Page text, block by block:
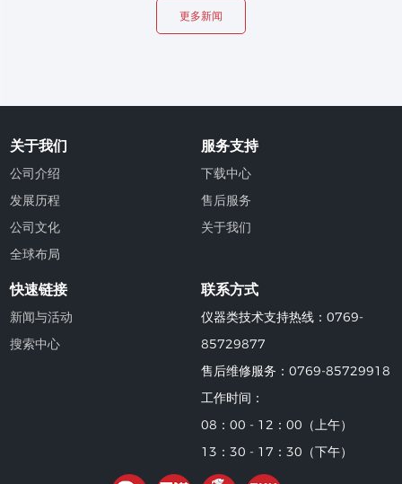
更多新闻
关于我们
公司介绍
发展历程
公司文化
全球布局
服务支持
下载中心
售后服务
关于我们
快速链接
新闻与活动
搜索中心
联系方式
仪器类技术支持热线：0769-
85729877
售后维修服务：0769-85729918
工作时间：
08：00 - 12：00（上午）
13：30 - 17：30（下午）